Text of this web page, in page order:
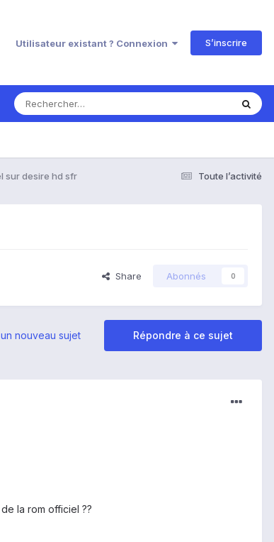
Utilisateur existant ? Connexion S’inscrire
Toute l’activité
sur desire hd sfr
Share Abonnés 0
Répondre à ce sujet
nouveau sujet
la rom officiel ??